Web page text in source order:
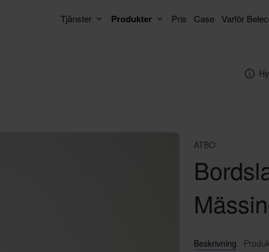
Tjänster Produkter Pris Case Varför
ATBO
Beskrivning